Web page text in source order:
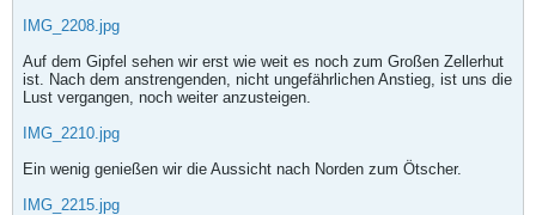
IMG_2208.jpg
Auf dem Gipfel sehen wir erst wie weit es noch zum Großen Zellerhut
ist. Nach dem anstrengenden, nicht ungefährlichen Anstieg, ist uns die
Lust vergangen, noch weiter anzusteigen.
IMG_2210.jpg
Ein wenig genießen wir die Aussicht nach Norden zum Ötscher.
IMG_2215.jpg